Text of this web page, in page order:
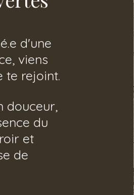
d'une
viens
te rejoint.
douceur,
du
et
de